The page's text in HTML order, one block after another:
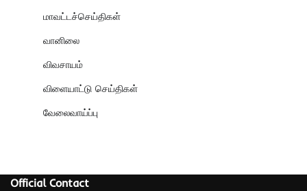
மாவட்டச்செய்திகள்
வானிலை
விவசாயம்
விளையாட்டு செய்திகள்
வேலைவாய்ப்பு
Official Contact